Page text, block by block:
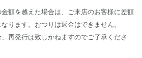
額を越えた場合は、ご来店のお客様に差額
ります。おつりは返金はできません。
再発行は致しかねますのでご了承くださ